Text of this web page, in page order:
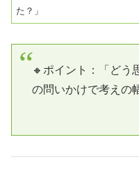
た？」
🔸ポイント：「どう
の問いかけで考えの